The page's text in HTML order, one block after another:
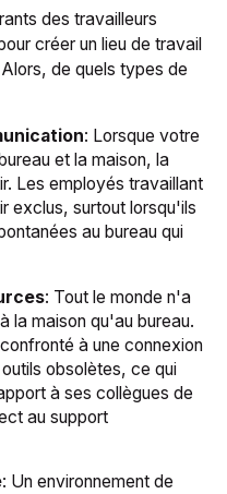
des travailleurs
créer un lieu de travail
de quels types de
: Lorsque votre
et la maison, la
Les employés travaillant
exclus, surtout lorsqu'ils
au bureau qui
: Tout le monde n'a
la maison qu'au bureau.
à une connexion
obsolètes, ce qui
à ses collègues de
au support
: Un environnement de